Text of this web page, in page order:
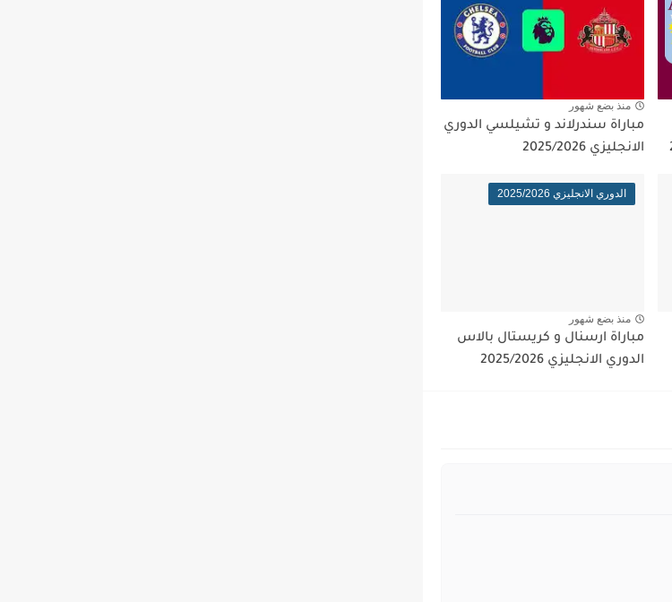
منذ بضع شهور
مباراة سندرلاند و تشيلسي الدوري
الانجليزي 2025/2026
الدوري الانجليزي 2025/2026
منذ بضع شهور
مباراة ارسنال و كريستال بالاس
الدوري الانجليزي 2025/2026